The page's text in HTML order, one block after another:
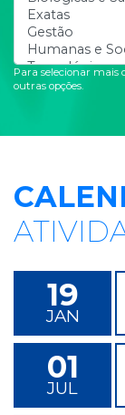
Para selecionar mais
outras opções.
19
JAN
01
JUL